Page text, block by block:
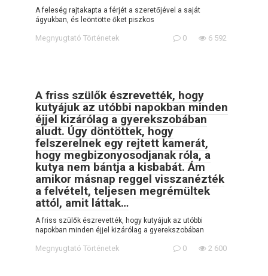
A feleség rajtakapta a férjét a szeretőjével a saját
ágyukban, és leöntötte őket piszkos
Megnyugtató Történetek 0 6 592
A friss szülők észrevették, hogy
kutyájuk az utóbbi napokban minden
éjjel kizárólag a gyerekszobában
aludt. Úgy döntöttek, hogy
felszerelnek egy rejtett kamerát,
hogy megbizonyosodjanak róla, a
kutya nem bántja a kisbabát. Ám
amikor másnap reggel visszanézték
a felvételt, teljesen megrémültek
attól, amit láttak…
A friss szülők észrevették, hogy kutyájuk az utóbbi
napokban minden éjjel kizárólag a gyerekszobában
Megnyugtató Történetek 0 2 600